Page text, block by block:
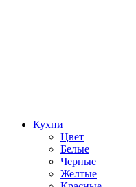
Кухни
Цвет
Белые
Черные
Желтые